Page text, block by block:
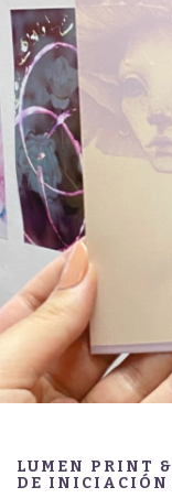
LUMEN PRINT
DE INICIACIÓN